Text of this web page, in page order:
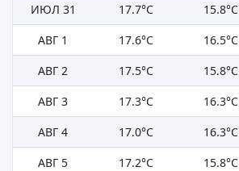
ИЮЛ 31
17.7°C
15.8°C
АВГ 1
17.6°C
16.5°C
АВГ 2
17.5°C
15.8°C
АВГ 3
17.3°C
16.3°C
АВГ 4
17.0°C
16.3°C
АВГ 5
17.2°C
15.8°C